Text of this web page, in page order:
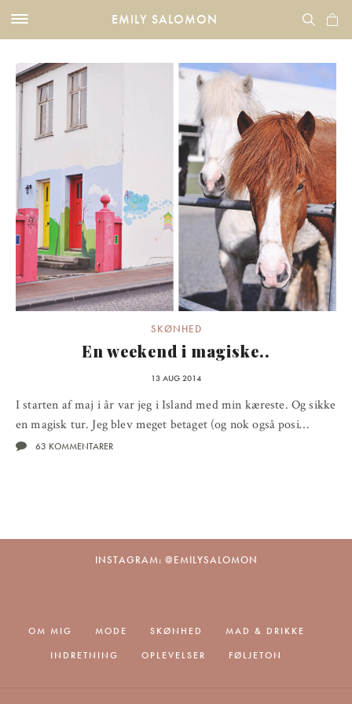
EMILY SALOMON
SKØNHED
En weekend i magiske..
13 AUG 2014
I starten af maj i år var jeg i Island med min kæreste. Og sikke
en magisk tur. Jeg blev meget betaget (og nok også posi…
63 KOMMENTARER
INSTAGRAM: @EMILYSALOMON
OM MIG MODE SKØNHED
MAD & DRIKKE
INDRETNING
OPLEVELSER FØLJETON